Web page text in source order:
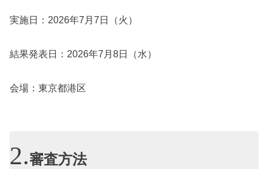
実施日：2026年7月7日（火）
結果発表日：2026年7月8日（水）
会場：東京都港区
審査方法